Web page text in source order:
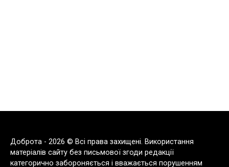
Доброта - 2026 © Всі права захищені. Використання
матеріалів сайту без письмової згоди редакції
категорично забороняється і вважається порушенням